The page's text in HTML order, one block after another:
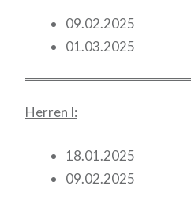
09.02.2025
01.03.2025
Herren I:
18.01.2025
09.02.2025